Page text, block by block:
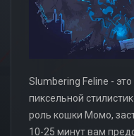
Slumbering Feline -
пиксельной
роль кошки Момо,
10-25 минут вам